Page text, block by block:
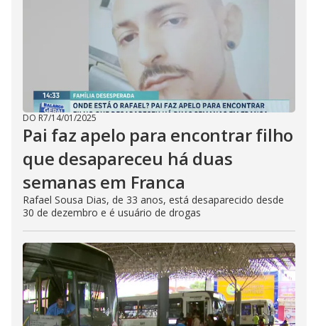
DO R7/14/01/2025
Pai faz apelo para encontrar filho
que desapareceu há duas
semanas em Franca
Rafael Sousa Dias, de 33 anos, está desaparecido desde
30 de dezembro e é usuário de drogas